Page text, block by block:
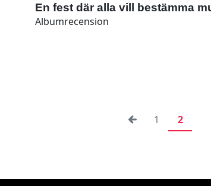
En fest där alla vill bestämma
Albumrecension
1 2